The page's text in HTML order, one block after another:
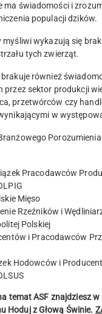
ma świadomości i
populacji dzików.
wykazują się
tych zwierząt.
brakuje również
przez sektor produkcji
przetwórców czy
w
Porozumienia
Pracodawców
Mięso
Rzeźników i
Polskiej
i Pracodawców
Hodowców i
temat ASF znajdziesz
Hoduj z Głową Świnie.